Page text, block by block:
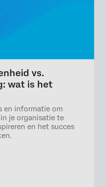
vs.
wat is het
en informatie om
je organisatie te
en het succes